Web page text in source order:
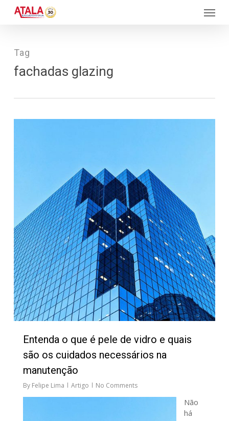
Menu
Tag
fachadas glazing
Entenda o que é pele de vidro e quais
são os cuidados necessários na
manutenção
By Felipe Lima Artigo No Comments
Não
há